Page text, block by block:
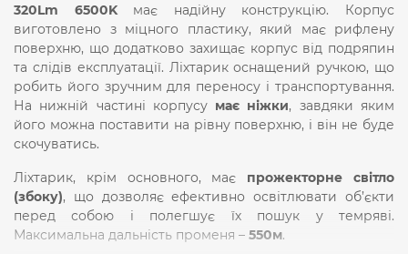
320Lm 6500K має надійну конструкцію. Корпус
виготовлено з міцного пластику, який має рифлену
поверхню, що додатково захищає корпус від подряпин
та слідів експлуатації. Ліхтарик оснащений ручкою, що
робить його зручним для переносу і транспортування.
На нижній частині корпусу має ніжки, завдяки яким
його можна поставити на рівну поверхню, і він не буде
скочуватись.
Ліхтарик, крім основного, має прожекторне світло
(збоку), що дозволяє ефективно освітлювати об’єкти
перед собою і полегшує їх пошук у темряві.
Максимальна дальність променя – 550м.